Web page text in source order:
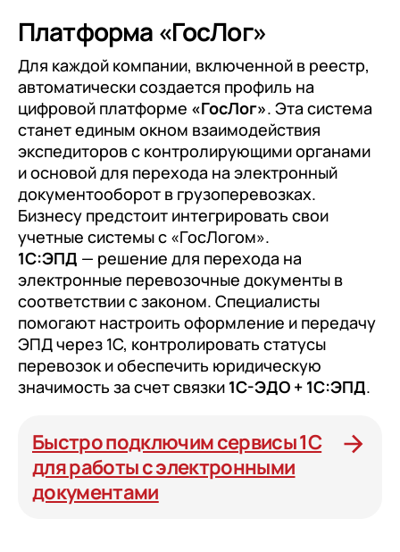
Платформа «ГосЛог»
Для каждой компании, включенной в реестр,
автоматически создается профиль на
цифровой платформе «ГосЛог». Эта система
станет единым окном взаимодействия
экспедиторов с контролирующими органами
и основой для перехода на электронный
документооборот в грузоперевозках.
Бизнесу предстоит интегрировать свои
учетные системы с «ГосЛогом».
1С:ЭПД — решение для перехода на
электронные перевозочные документы в
соответствии с законом. Специалисты
помогают настроить оформление и передачу
ЭПД через 1С, контролировать статусы
перевозок и обеспечить юридическую
значимость за счет связки 1С-ЭДО + 1С:ЭПД.
Быстро подключим сервисы 1С
для работы с электронными
документами